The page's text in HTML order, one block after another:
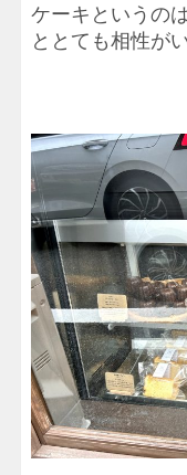
ケーキというの
ととても相性が